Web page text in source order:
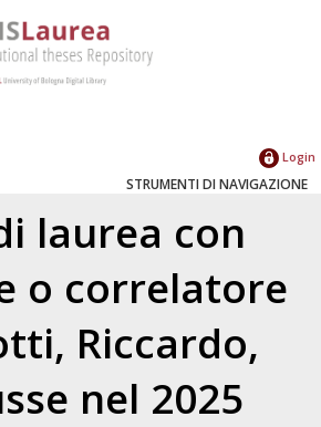
Login
STRUMENTI DI NAVIGAZIONE
laurea con
o correlatore
Riccardo,
nel 2025